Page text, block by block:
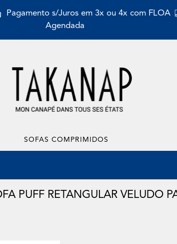
Pagamento s/Juros em 3x ou 4x com FLOA
Agendada
SOFAS COMPRIMIDOS
PUFF RETANGULAR VELUDO